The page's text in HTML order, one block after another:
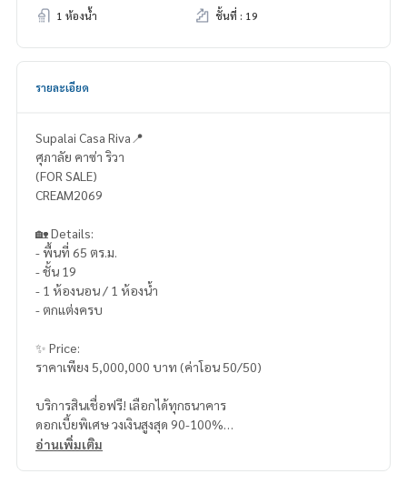
1 ห้องน้ำ
ชั้นที่ : 19
รายละเอียด
Supalai Casa Riva📍
ศุภาลัย คาซ่า ริวา
(FOR SALE)
CREAM2069
🏡 Details:
- พื้นที่ 65 ตร.ม.
- ชั้น 19
- 1 ห้องนอน / 1 ห้องน้ำ
- ตกแต่งครบ
✨ Price:
ราคาเพียง 5,000,000 บาท (ค่าโอน 50/50)
บริการสินเชื่อฟรี! เลือกได้ทุกธนาคาร
ดอกเบี้ยพิเศษ วงเงินสูงสุด 90-100%
อ่านเพิ่มเติม